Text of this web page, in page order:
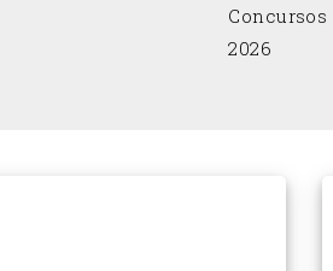
Concursos
2026